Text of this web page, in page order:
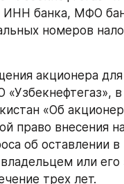
ИНН банка, МФО
номеров
акционера
«Об
право внесения
об оставлении
или
трех лет.